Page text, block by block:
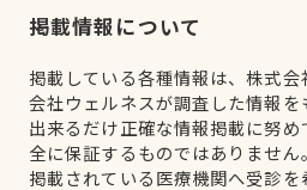
掲載情報について
掲載している各種情報は、株式
会社ウェルネスが調査した情報を
出来るだけ正確な情報掲載に努
全に保証するものではありません。
掲載されている医療機関へ受診